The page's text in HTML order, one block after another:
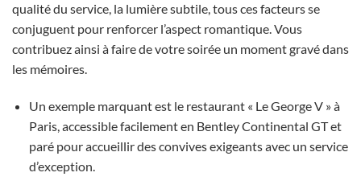
qualité du service, la lumière subtile, tous ces facteurs se
conjuguent pour renforcer l’aspect romantique. Vous
contribuez ainsi à faire de votre soirée un moment gravé dans
les mémoires.
Un exemple marquant est le restaurant « Le George V » à
Paris, accessible facilement en Bentley Continental GT et
paré pour accueillir des convives exigeants avec un service
d’exception.